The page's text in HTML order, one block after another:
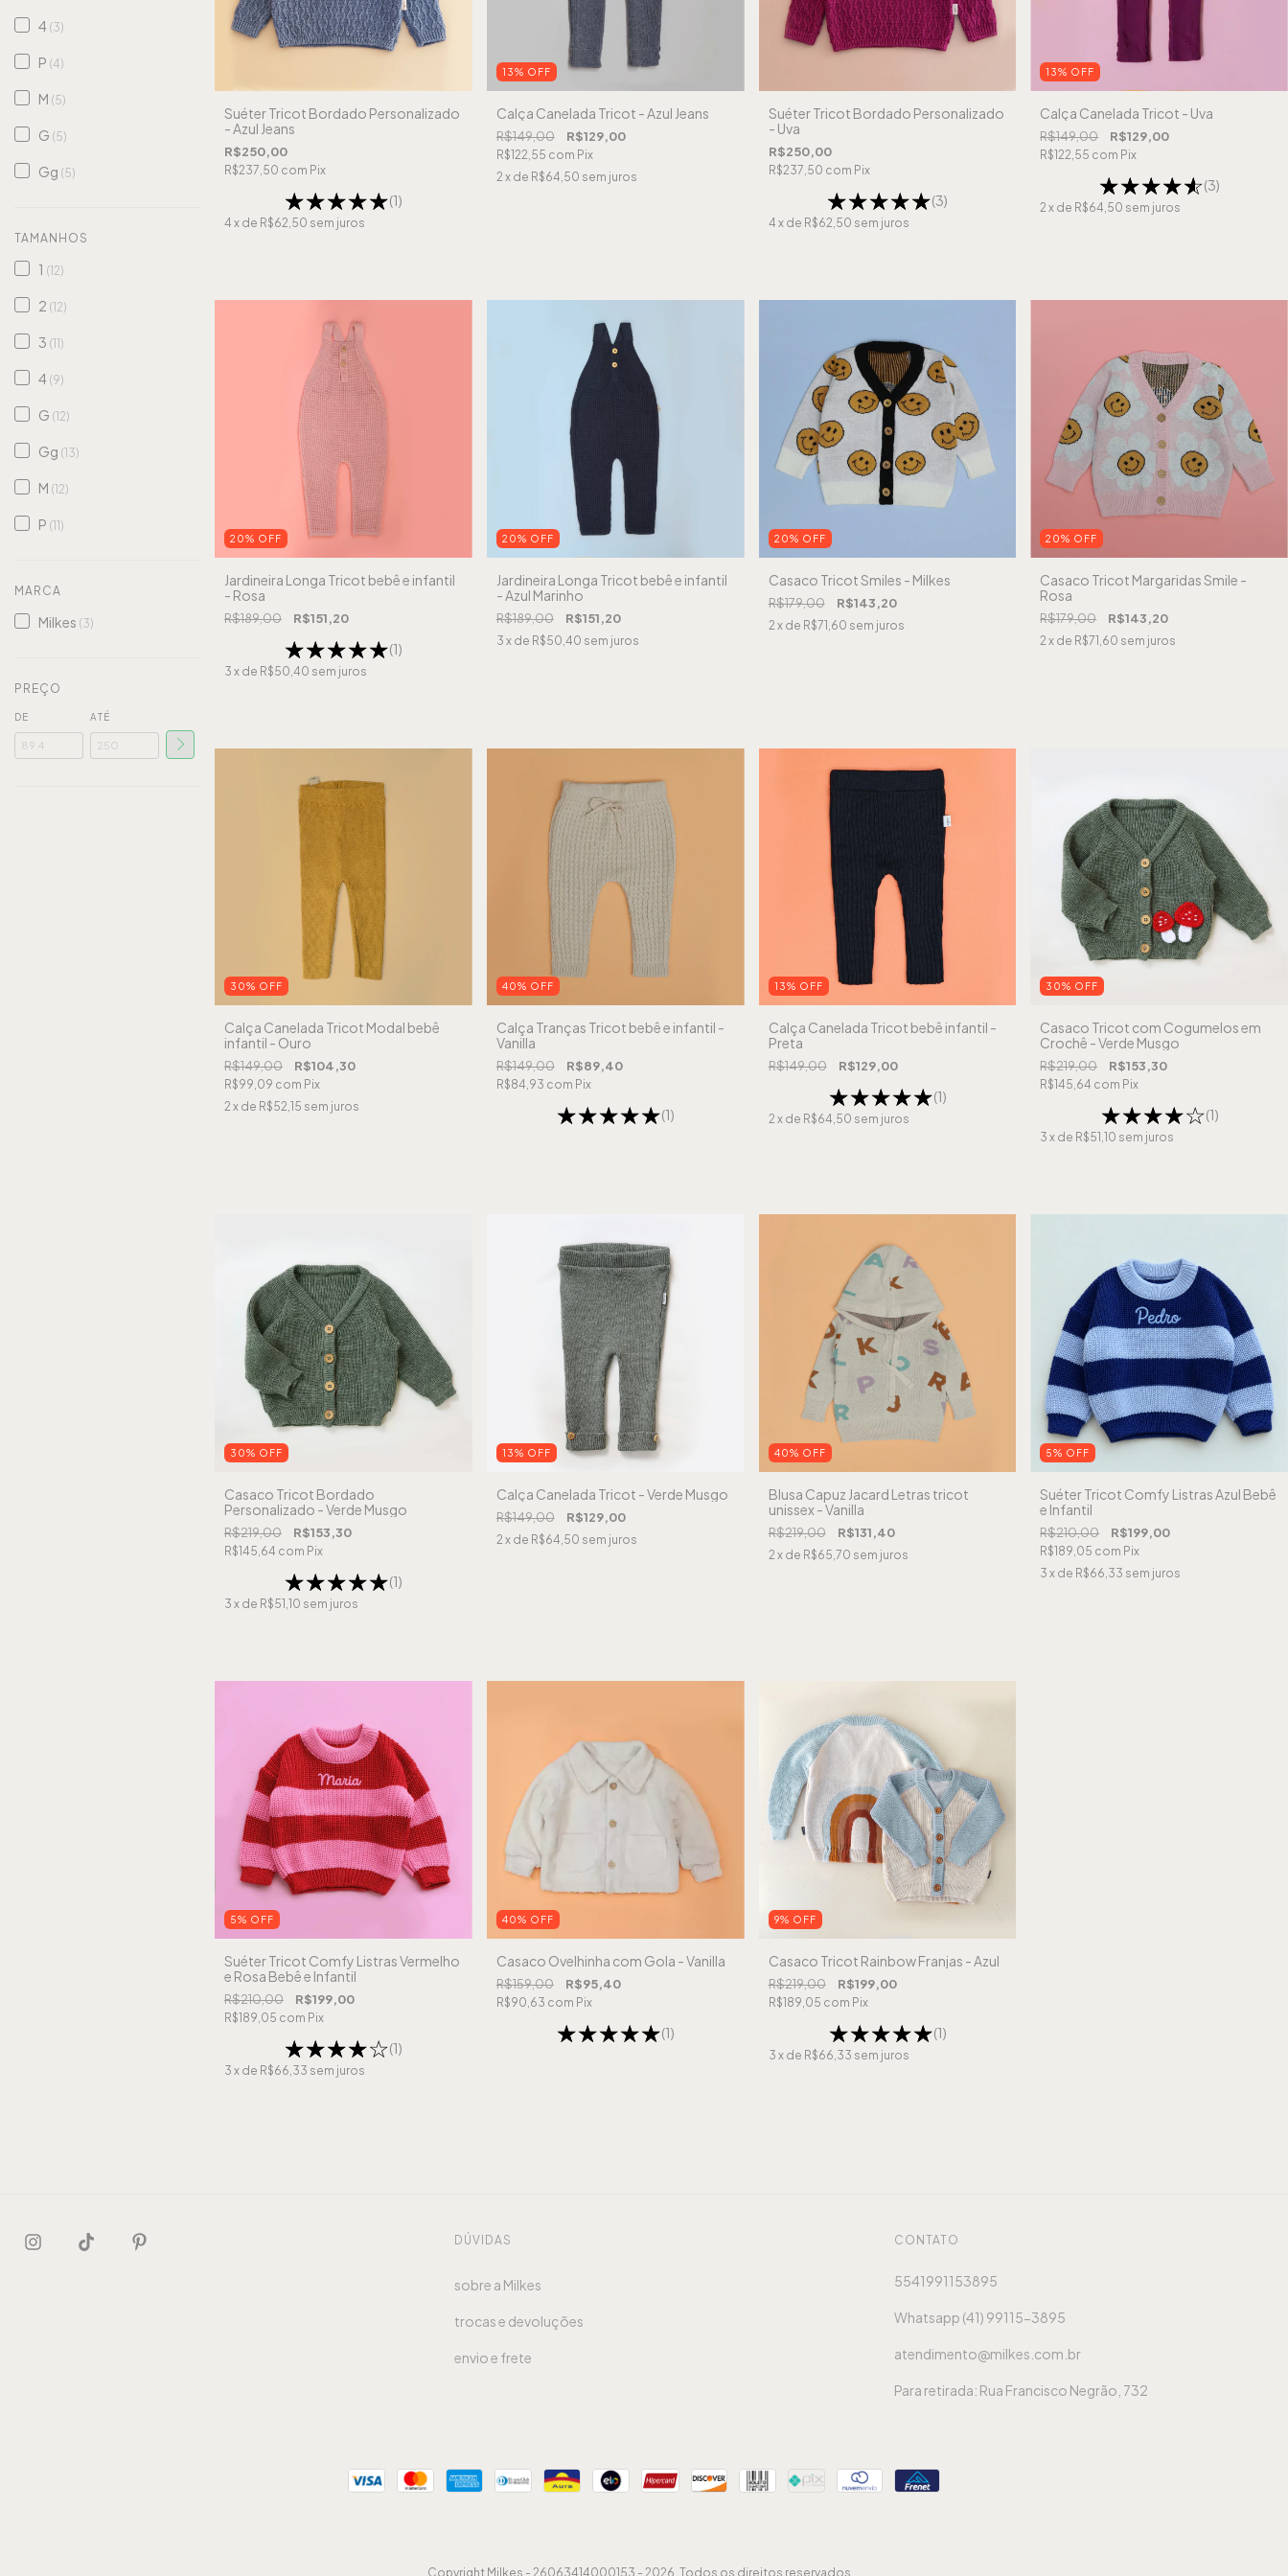
4 (3)
P (4)
M (5)
G (5)
Gg (5)
TAMANHOS
1 (12)
2 (12)
3 (11)
4 (9)
G (12)
Gg (13)
M (12)
P (11)
MARCA
Milkes (3)
PREÇO
DE ATÉ
Suéter Tricot Bordado Personalizado
- Azul Jeans
R$250,00
R$237,50 com Pix
(1)
4 x de R$62,50 sem juros
13% OFF
Calça Canelada Tricot - Azul Jeans
R$149,00 R$129,00
R$122,55 com Pix
2 x de R$64,50 sem juros
Suéter Tricot Bordado Personalizado
- Uva
R$250,00
R$237,50 com Pix
(3)
4 x de R$62,50 sem juros
13% OFF
Calça Canelada Tricot - Uva
R$149,00 R$129,00
R$122,55 com Pix
(3)
2 x de R$64,50 sem juros
20% OFF
Jardineira Longa Tricot bebê e infantil
- Rosa
R$189,00 R$151,20
(1)
3 x de R$50,40 sem juros
20% OFF
Jardineira Longa Tricot bebê e infantil
- Azul Marinho
R$189,00 R$151,20
3 x de R$50,40 sem juros
20% OFF
Casaco Tricot Smiles - Milkes
R$179,00 R$143,20
2 x de R$71,60 sem juros
20% OFF
Casaco Tricot Margaridas Smile -
Rosa
R$179,00 R$143,20
2 x de R$71,60 sem juros
30% OFF
Calça Canelada Tricot Modal bebê
infantil - Ouro
R$149,00 R$104,30
R$99,09 com Pix
2 x de R$52,15 sem juros
40% OFF
Calça Tranças Tricot bebê e infantil -
Vanilla
R$149,00 R$89,40
R$84,93 com Pix
(1)
13% OFF
Calça Canelada Tricot bebê infantil -
Preta
R$149,00 R$129,00
(1)
2 x de R$64,50 sem juros
30% OFF
Casaco Tricot com Cogumelos em
Crochê - Verde Musgo
R$219,00 R$153,30
R$145,64 com Pix
(1)
3 x de R$51,10 sem juros
30% OFF
Casaco Tricot Bordado
Personalizado - Verde Musgo
R$219,00 R$153,30
R$145,64 com Pix
(1)
3 x de R$51,10 sem juros
13% OFF
Calça Canelada Tricot - Verde Musgo
R$149,00 R$129,00
2 x de R$64,50 sem juros
40% OFF
Blusa Capuz Jacard Letras tricot
unissex - Vanilla
R$219,00 R$131,40
2 x de R$65,70 sem juros
5% OFF
Suéter Tricot Comfy Listras Azul Bebê
e Infantil
R$210,00 R$199,00
R$189,05 com Pix
3 x de R$66,33 sem juros
5% OFF
Suéter Tricot Comfy Listras Vermelho
e Rosa Bebê e Infantil
R$210,00 R$199,00
R$189,05 com Pix
(1)
3 x de R$66,33 sem juros
40% OFF
Casaco Ovelhinha com Gola - Vanilla
R$159,00 R$95,40
R$90,63 com Pix
(1)
9% OFF
Casaco Tricot Rainbow Franjas - Azul
R$219,00 R$199,00
R$189,05 com Pix
(1)
3 x de R$66,33 sem juros
DÚVIDAS
sobre a Milkes
trocas e devoluções
envio e frete
CONTATO
5541991153895
Whatsapp (41) 99115-3895
atendimento@milkes.com.br
Para retirada: Rua Francisco Negrão, 732
Copyright Milkes - 26063414000153 - 2026. Todos os direitos reservados.